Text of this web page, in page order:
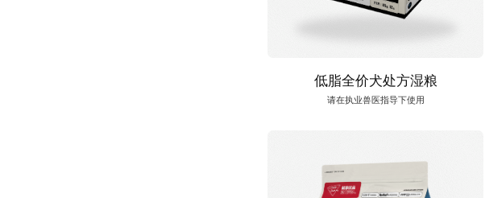
低脂全价犬处方湿粮
请在执业兽医指导下使用